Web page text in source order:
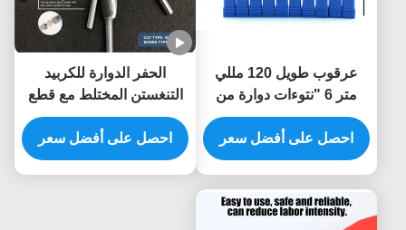
عرقوب طويل 120 مللي
متر 6 "نتوءات دوارة من
كربيد التنجستن قطع
مزدوجة لقمة طحن القالب
لمعالجة المعادن في الفتحة
احصل على أفضل سعر
الحفر الدوارة للكربيد
التنغستن المختلط مع قطع
مزدوج لقطع طاحونة الصفر
و 1/4 "المنحدرات المعدنية
البوليستين
احصل على أفضل سعر